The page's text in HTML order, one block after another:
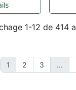
1-12 de 414
1 2 3 …